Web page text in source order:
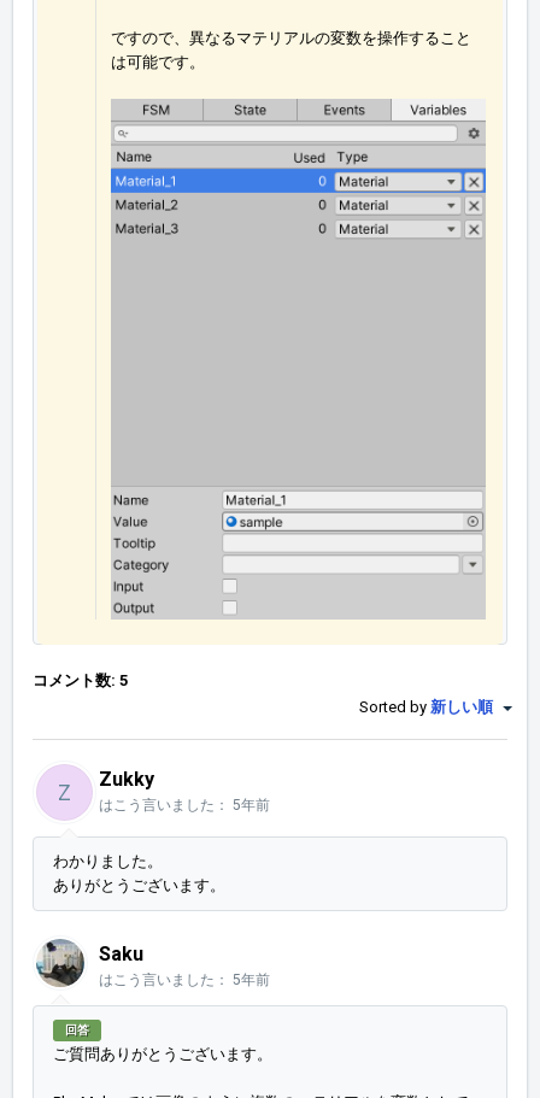
ですので、異なるマテリアルの変数を操作すること
は可能です。
コメント数: 5
Sorted by 新しい順
Z
Zukky
はこう言いました： 5年前
わかりました。
ありがとうございます。
Saku
はこう言いました： 5年前
回答
ご質問ありがとうございます。